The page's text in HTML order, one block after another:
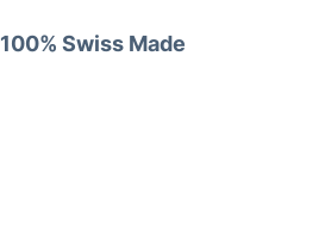
100% Swiss Made